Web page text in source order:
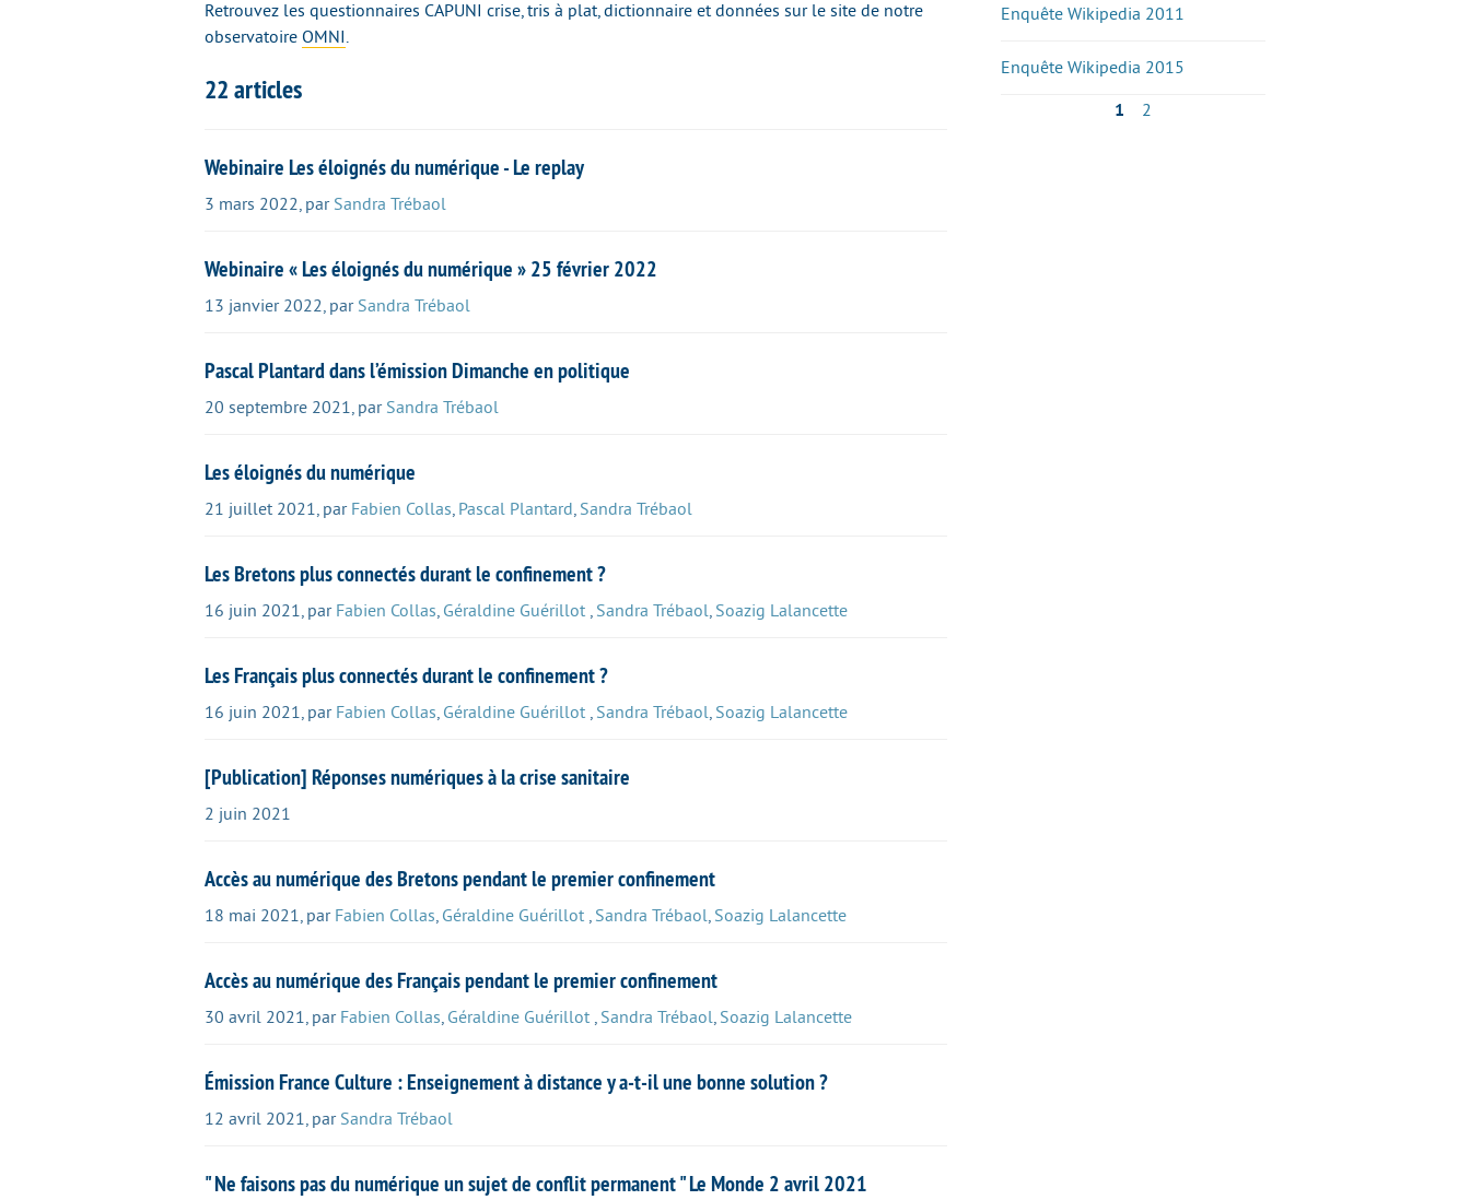
Retrouvez les questionnaires CAPUNI crise, tris à plat, dictionnaire et données sur le site de notre
observatoire OMNI .
22 articles
Webinaire Les éloignés du numérique - Le replay
3 mars 2022, par Sandra Trébaol
Webinaire « Les éloignés du numérique » 25 février 2022
13 janvier 2022, par Sandra Trébaol
Pascal Plantard dans l’émission Dimanche en politique
20 septembre 2021, par Sandra Trébaol
Les éloignés du numérique
21 juillet 2021, par Fabien Collas, Pascal Plantard, Sandra Trébaol
Les Bretons plus connectés durant le confinement ?
16 juin 2021, par Fabien Collas, Géraldine Guérillot , Sandra Trébaol, Soazig Lalancette
Les Français plus connectés durant le confinement ?
16 juin 2021, par Fabien Collas, Géraldine Guérillot , Sandra Trébaol, Soazig Lalancette
[Publication] Réponses numériques à la crise sanitaire
2 juin 2021
Accès au numérique des Bretons pendant le premier confinement
18 mai 2021, par Fabien Collas, Géraldine Guérillot , Sandra Trébaol, Soazig Lalancette
Accès au numérique des Français pendant le premier confinement
30 avril 2021, par Fabien Collas, Géraldine Guérillot , Sandra Trébaol, Soazig Lalancette
Émission France Culture : Enseignement à distance y a-t-il une bonne solution ?
12 avril 2021, par Sandra Trébaol
" Ne faisons pas du numérique un sujet de conflit permanent " Le Monde 2 avril 2021
Enquête Wikipedia 2011
Enquête Wikipedia 2015
1 2